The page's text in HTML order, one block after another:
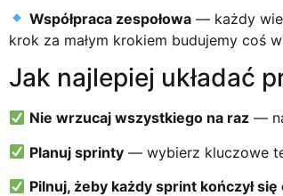
Współpraca zespołowa — każdy
krok za małym krokiem budujemy coś
Jak najlepiej układać
Nie wrzucaj wszystkiego na raz —
Planuj sprinty — wybierz kluczowe
Pilnuj, żeby każdy sprint kończył